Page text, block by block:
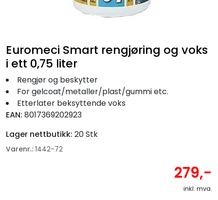
Euromeci Smart rengjøring og voks
i ett 0,75 liter
Rengjør og beskytter
For gelcoat/metaller/plast/gummi etc.
Etterlater beksyttende voks
EAN: 8017369202923
Lager nettbutikk: 20 Stk
Varenr.: 1442-72
279,-
inkl. mva.